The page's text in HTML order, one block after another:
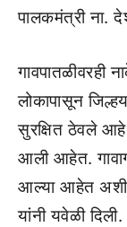
पालकमंत्री ना.
गावपातळीवरही
लोकापासून
सुरक्षित ठेवले
आली आहेत.
आल्या आहेत अशी
यांनी यवेळी दिली.